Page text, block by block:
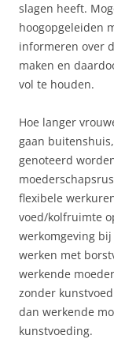
slagen heeft.
hoogopgeleiden
informeren over
maken en
vol te houden.
Hoe langer
gaan
genoteerd
flexibele
voed/kolfruimte
werkomgeving
werken met
werkende
zonder
dan werkende
kunstvoeding.